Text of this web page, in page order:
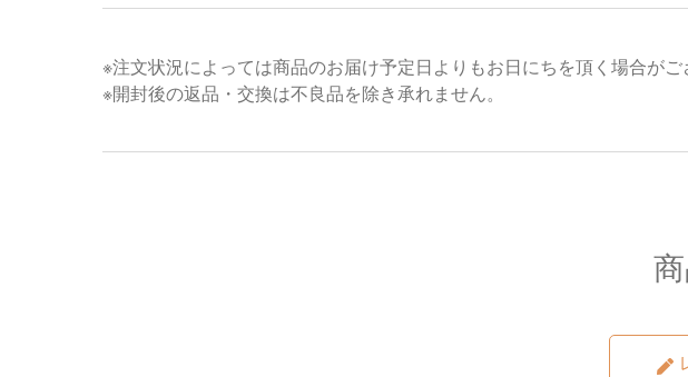
※注文状況によっては商品のお届け予定日よりもお日にちを頂く場合がご
※開封後の返品・交換は不良品を除き承れません。